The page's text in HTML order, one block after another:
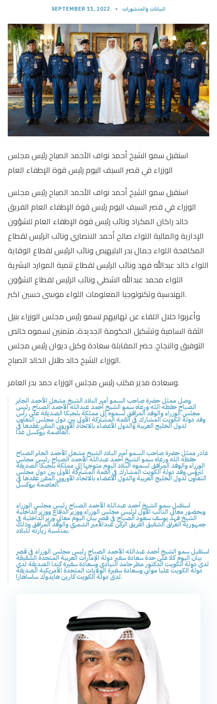
SEPTEMBER 11, 2022 • البيانات والمنشورات
استقبل سمو الشيخ أحمد نواف الأحمد الصباح رئيس مجلس
الوزراء في قصر السيف اليوم رئيس قوة الإطفاء العام
استقبل سمو الشيخ أحمد نواف الأحمد الصباح رئيس مجلس
الوزراء في قصر السيف اليوم رئيس قوة الإطفاء العام الفريق
خالد راكان المكراد ونائب رئيس قوة الإطفاء العام للشؤون
الإدارية والمالية اللواء صالح أحمد الانصاري ونائب الرئيس لقطاع
المكافحة اللواء جمال بدر البليهيص ونائب الرئيس لقطاع الوقاية
اللواء خالد عبدالله فهد ونائب الرئيس لقطاع تنمية الموارد البشرية
اللواء محمد عبدالله الشطي ونائب الرئيس لقطاع الشؤون
الهندسية وتكنولوجيا المعلومات اللواء موسى حسين اكبر.
وأعربوا خلال اللقاء عن تهانيهم لسمو رئيس مجلس الوزراء بنيل
الثقة السامية وتشكيل الحكومة الجديدة، متمنين لسموه خالص
التوفيق والنجاح. حضر المقابلة سعادة وكيل ديوان رئيس مجلس
الوزراء الشيخ خالد طلال الخالد الصباح.
وسعادة مدير مكتب رئيس مجلس الوزراء حمد بدر العامر.
وصل ممثل حضرة صاحب السمو أمير البلاد الشيخ مشعل الأحمد الجابر
الصباح حفظه الله ورعاه سمو الشيخ أحمد عبدالله الأحمد الصباح رئيس
مجلس الوزراء والوفد المرافق لسموه إلى مملكة بلجيكا الصديقة على رأس
وفد دولة الكويت المشارك في القمة المشتركة الأولى بين دول مجلس التعاون
لدول الخليج العربية والدول الأعضاء بالاتحاد الأوروبي المقرر عقدها في
العاصمة بروكسل غدا.
غادر ممثل حضرة صاحب السمو أمير البلاد الشيخ مشعل الأحمد الجابر الصباح
حفظه الله ورعاه سمو الشيخ أحمد عبدالله الأحمد الصباح رئيس مجلس
الوزراء والوفد المرافق لسموه البلاد اليوم متوجها إلى مملكة بلجيكا الصديقة
لترؤس وفد دولة الكويت المشارك في القمة المشتركة الأولى بين دول مجلس
التعاون لدول الخليج العربية والدول الأعضاء بالاتحاد الأوروبي المقرر عقدها في
العاصمة بروكسل.
استقبل سمو الشيخ أحمد عبدالله الأحمد الصباح رئيس مجلس الوزراء
وبحضور معالي النائب الأول لرئيس مجلس الوزراء ووزير الدفاع ووزير الداخلية
الشيخ فهد يوسف سعود الصباح في قصر بيان اليوم معالي وزير الداخلية في
جمهورية العراق الشقيق الفريق الركن عبدالأمير الشمري والوفد المرافق وذلك
بمناسبة زيارته للبلاد.
استقبل سمو الشيخ أحمد عبدالله الأحمد الصباح رئيس مجلس الوزراء في قصر
بيان اليوم كلا على حدة سعادة سفير دولة الإمارات العربية المتحدة الشقيقة
لدى دولة الكويت الدكتور مطر حامد النيادي وسعادة سفيرة كندا الصديقة لدى
دولة الكويت عليا مواني وسعادة سفيرة الولايات المتحدة الأمريكية الصديقة
لدى دولة الكويت كارين هايدوك ساساهارا.